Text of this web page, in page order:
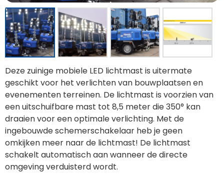
Deze zuinige mobiele LED lichtmast is uitermate
geschikt voor het verlichten van bouwplaatsen en
evenementen terreinen. De lichtmast is voorzien van
een uitschuifbare mast tot 8,5 meter die 350° kan
draaien voor een optimale verlichting. Met de
ingebouwde schemerschakelaar heb je geen
omkijken meer naar de lichtmast! De lichtmast
schakelt automatisch aan wanneer de directe
omgeving verduisterd wordt.